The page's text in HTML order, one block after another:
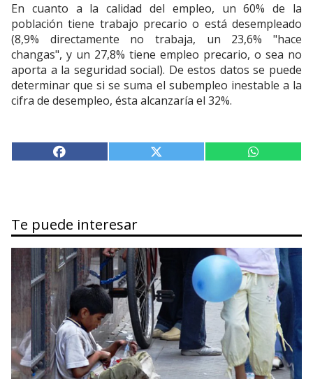
En cuanto a la calidad del empleo, un 60% de la
población tiene trabajo precario o está desempleado
(8,9% directamente no trabaja, un 23,6% "hace
changas", y un 27,8% tiene empleo precario, o sea no
aporta a la seguridad social). De estos datos se puede
determinar que si se suma el subempleo inestable a la
cifra de desempleo, ésta alcanzaría el 32%.
Te puede interesar